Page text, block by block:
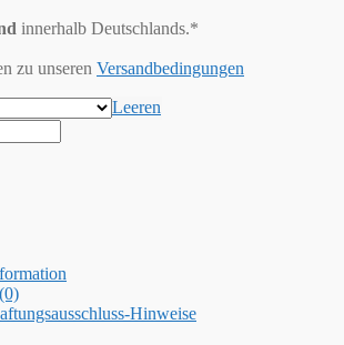
innerhalb Deutschlands.*
zu unseren Versandbedingungen
Leeren
Hinweise